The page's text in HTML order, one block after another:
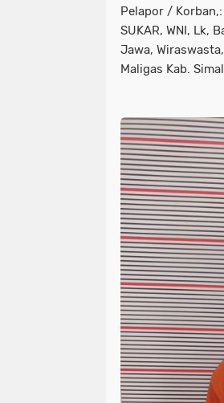
Pelapor / Korban,:
SUKAR, WNI, Lk,
Jawa,
Maligas Kab.